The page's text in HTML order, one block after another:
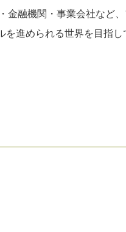
金融機関・事業会社など
進められる世界を目指し